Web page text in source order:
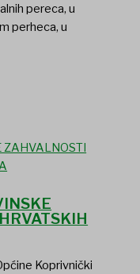
pereca, u
perheca, u
Koprivnički